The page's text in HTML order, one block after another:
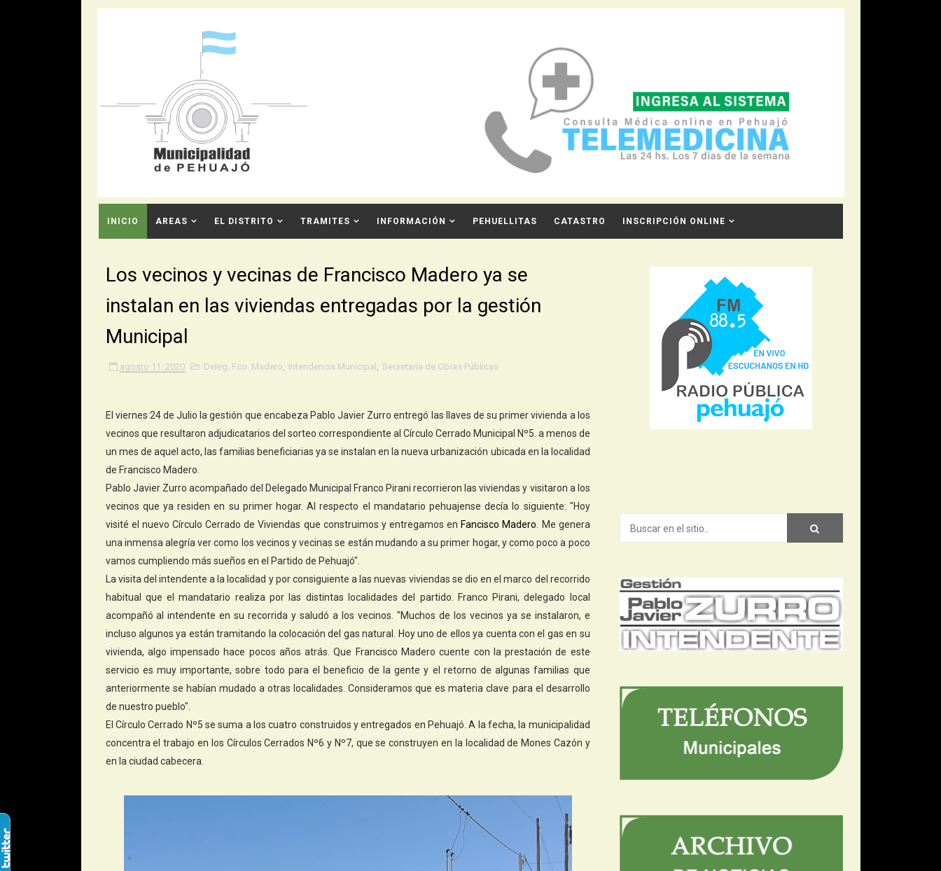
INICIO AREAS EL DISTRITO TRAMITES INFORMACIÓN PEHUELLITAS CATASTRO INSCRIPCIÓN ONLINE
Los vecinos y vecinas de Francisco Madero ya se
instalan en las viviendas entregadas por la gestión
Municipal
agosto 11, 2020 Deleg. Fco. Madero, Intendencia Municipal , Secretaría de Obras Públicas
El viernes 24 de Julio la gestión que encabeza Pablo Javier Zurro entregó las llaves de su primer vivienda a los
vecinos que resultaron adjudicatarios del sorteo correspondiente al Círculo Cerrado Municipal Nº5. a menos de
un mes de aquel acto, las familias beneficiarias ya se instalan en la nueva urbanización ubicada en la localidad
de Francisco Madero.
Pablo Javier Zurro acompañado del Delegado Municipal Franco Pirani recorrieron las viviendas y visitaron a los
vecinos que ya residen en su primer hogar. Al respecto el mandatario pehuajense decía lo siguiente: "Hoy
visité el nuevo Círculo Cerrado de Viviendas que construimos y entregamos en Fancisco Madero . Me genera
una inmensa alegría ver como los vecinos y vecinas se están mudando a su primer hogar, y como poco a poco
vamos cumpliendo más sueños en el Partido de Pehuajó".
La visita del intendente a la localidad y por consiguiente a las nuevas viviendas se dio en el marco del recorrido
habitual que el mandatario realiza por las distintas localidades del partido. Franco Pirani, delegado local
acompañó al intendente en su recorrida y saludó a los vecinos. "Muchos de los vecinos ya se instalaron, e
incluso algunos ya están tramitando la colocación del gas natural. Hoy uno de ellos ya cuenta con el gas en su
vivienda, algo impensado hace pocos años atrás. Que Francisco Madero cuente con la prestación de este
servicio es muy importante, sobre todo para el beneficio de la gente y el retorno de algunas familias que
anteriormente se habían mudado a otras localidades. Consideramos que es materia clave para el desarrollo
de nuestro pueblo".
El Círculo Cerrado Nº5 se suma a los cuatro construidos y entregados en Pehuajó. A la fecha, la municipalidad
concentra el trabajo en los Círculos Cerrados Nº6 y Nº7, que se construyen en la localidad de Mones Cazón y
en la ciudad cabecera.